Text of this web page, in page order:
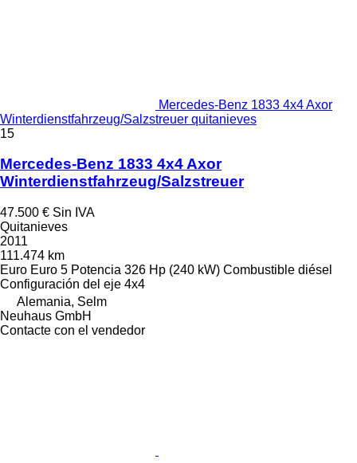
Mercedes-Benz 1833 4x4 Axor
Winterdienstfahrzeug/Salzstreuer quitanieves
15
Mercedes-Benz 1833 4x4 Axor
Winterdienstfahrzeug/Salzstreuer
47.500 € Sin IVA
Quitanieves
2011
111.474 km
Euro Euro 5 Potencia 326 Hp (240 kW) Combustible diésel
Configuración del eje 4x4
Alemania, Selm
Neuhaus GmbH
Contacte con el vendedor